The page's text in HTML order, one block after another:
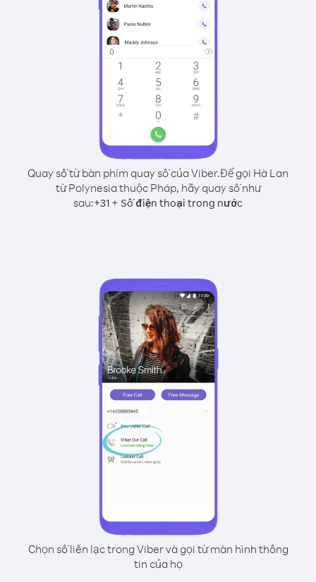
Quay số từ bàn phím quay số của Viber.Để gọi Hà Lan
từ Polynesia thuộc Pháp, hãy quay số như
sau:+31 + Số điện thoại trong nước
Chọn số liên lạc trong Viber và gọi từ màn hình thông
tin của họ